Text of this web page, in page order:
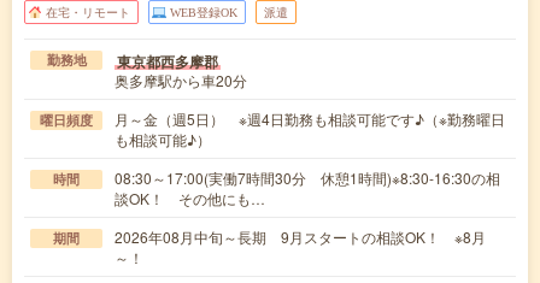
在宅・リモート WEB登録OK 派遣
勤務地 東京都西多摩郡
奥多摩駅から車20分
曜日頻度
月～金（週5日） ※週4日勤務も相談可能です♪（※勤務曜日
も相談可能♪）
時間
08:30～17:00(実働7時間30分 休憩1時間)※8:30-16:30の相
談OK！ その他にも…
期間
2026年08月中旬～長期 9月スタートの相談OK！ ※8月
～！